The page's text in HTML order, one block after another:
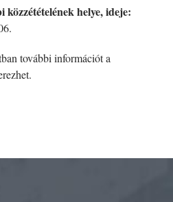
helye, ideje:
további információt a